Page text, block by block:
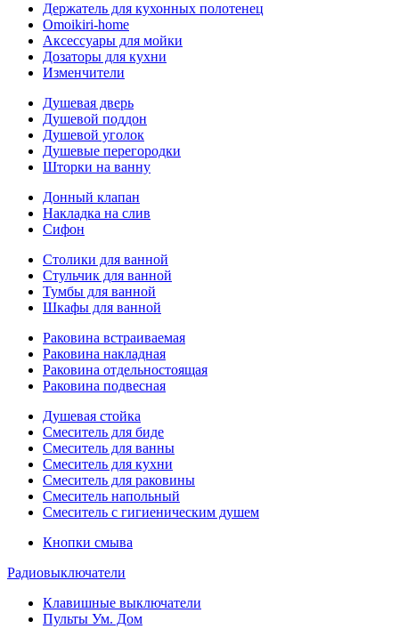
Держатель для кухонных полотенец
Omoikiri-home
Аксессуары для мойки
Дозаторы для кухни
Изменчители
Душевая дверь
Душевой поддон
Душевой уголок
Душевые перегородки
Шторки на ванну
Донный клапан
Накладка на слив
Сифон
Столики для ванной
Стульчик для ванной
Тумбы для ванной
Шкафы для ванной
Раковина встраиваемая
Раковина накладная
Раковина отдельностоящая
Раковина подвесная
Душевая стойка
Смеситель для биде
Смеситель для ванны
Смеситель для кухни
Смеситель для раковины
Смеситель напольный
Смеситель с гигиеническим душем
Кнопки смыва
Радиовыключатели
Клавишные выключатели
Пульты Ум. Дом